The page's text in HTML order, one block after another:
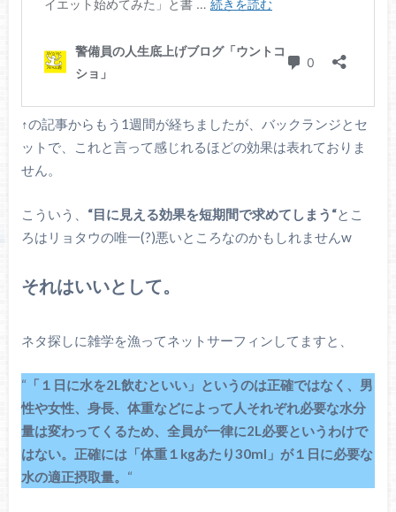
↑の記事からもう1週間が経ちましたが、バックランジとセ
ットで、これと言って感じれるほどの効果は表れておりま
せん。
こういう、 “目に見える効果を短期間で求めてしまう“とこ
ろはリョタウの唯一(?)悪いところなのかもしれませんw
それはいいとして。
ネタ探しに雑学を漁ってネットサーフィンしてますと、
“ 「１日に水を2L飲むといい」というのは正確ではなく、男
性や女性、身長、体重などによって人それぞれ必要な水分
量は変わってくるため、全員が一律に2L必要というわけで
はない。正確には「体重１kgあたり30ml」が１日に必要な
水の適正摂取量。 “